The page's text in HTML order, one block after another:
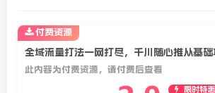
此内容为付费资源，请付费后查看
限时特惠
付费资源